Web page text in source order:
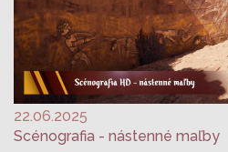
22.06.2025
Scénografia - nástenné maľby